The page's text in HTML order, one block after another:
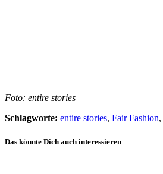
Foto: entire stories
Schlagworte: entire stories, Fair Fashion,
Das könnte Dich auch interessieren